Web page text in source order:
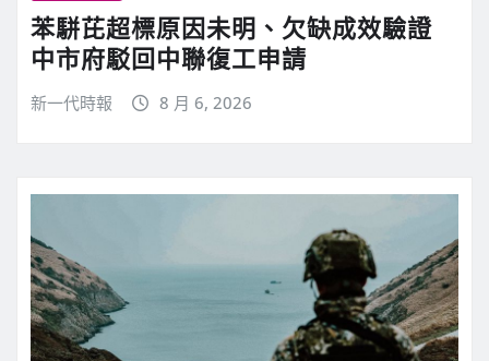
苯駢芘超標原因未明、欠缺成效驗證
中市府駁回中聯復工申請
新一代時報 8 月 6, 2026